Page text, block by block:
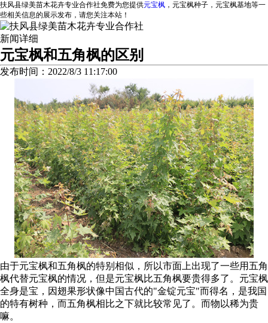
扶风县绿美苗木花卉专业合作社免费为您提供元宝枫 ，元宝枫种子，元宝枫基地等一
些相关信息的展示发布，请您关注本站！
新闻详细
元宝枫和五角枫的区别
发布时间：2022/8/3 11:17:00
由于元宝枫和五角枫的特别相似，所以市面上出现了一些用五角
枫代替元宝枫的情况，但是元宝枫比五角枫要贵得多了。元宝枫
全身是宝，因翅果形状像中国古代的"金锭元宝"而得名，是我国
的特有树种，而五角枫相比之下就比较常见了。而物以稀为贵
嘛。